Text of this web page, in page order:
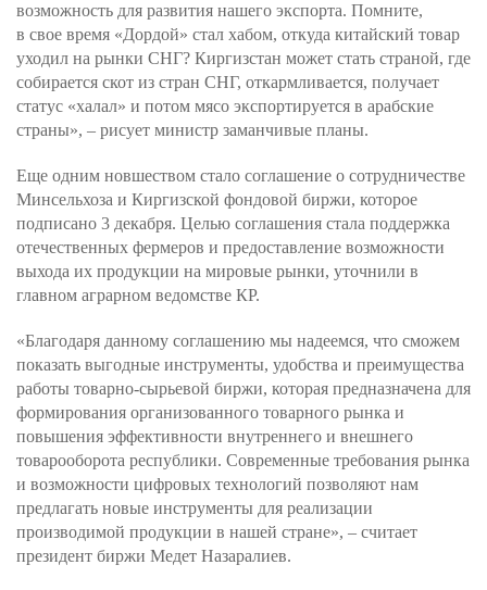
возможность для развития нашего экспорта. Помните,
в свое время «Дордой» стал хабом, откуда китайский товар
уходил на рынки СНГ? Киргизстан может стать страной, где
собирается скот из стран СНГ, откармливается, получает
статус «халал» и потом мясо экспортируется в арабские
страны», – рисует министр заманчивые планы.
Еще одним новшеством стало соглашение о сотрудничестве
Минсельхоза и Киргизской фондовой биржи, которое
подписано 3 декабря. Целью соглашения стала поддержка
отечественных фермеров и предоставление возможности
выхода их продукции на мировые рынки, уточнили в
главном аграрном ведомстве КР.
«Благодаря данному соглашению мы надеемся, что сможем
показать выгодные инструменты, удобства и преимущества
работы товарно-сырьевой биржи, которая предназначена для
формирования организованного товарного рынка и
повышения эффективности внутреннего и внешнего
товарооборота республики. Современные требования рынка
и возможности цифровых технологий позволяют нам
предлагать новые инструменты для реализации
производимой продукции в нашей стране», – считает
президент биржи Медет Назаралиев.